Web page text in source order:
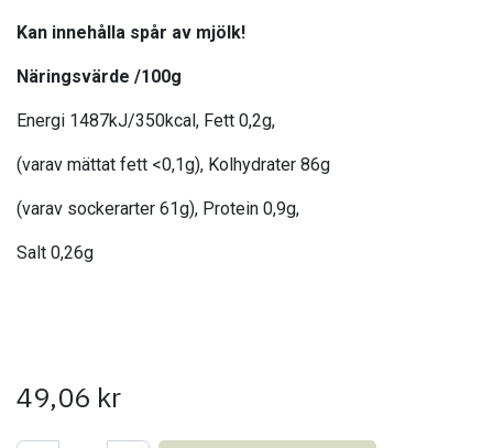
Kan innehålla spår av mjölk!
Näringsvärde /100g
Energi 1487kJ/350kcal, Fett 0,2g,
(varav mättat fett <0,1g), Kolhydrater 86g
(varav sockerarter 61g), Protein 0,9g,
Salt 0,26g
49,06 kr